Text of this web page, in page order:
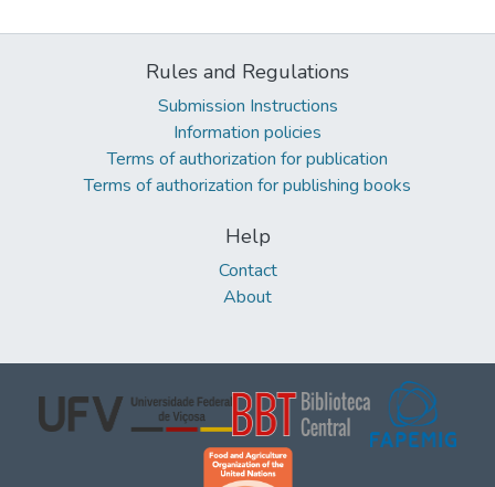
Rules and Regulations
Submission Instructions
Information policies
Terms of authorization for publication
Terms of authorization for publishing books
Help
Contact
About